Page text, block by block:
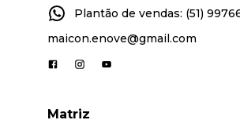
Plantão de vendas: (51)
maicon.enove@gmail.com
Matriz